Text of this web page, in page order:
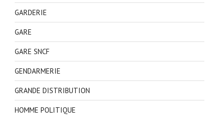
GARDERIE
GARE
GARE SNCF
GENDARMERIE
GRANDE DISTRIBUTION
HOMME POLITIQUE